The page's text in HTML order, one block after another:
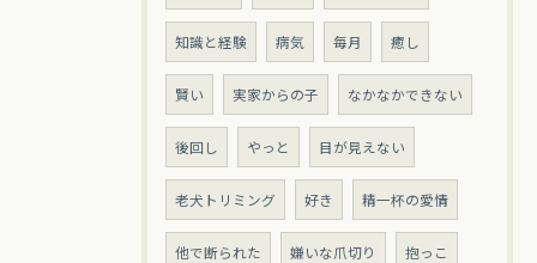
知識と経験 病気 毎月 癒し
賢い 実家からの子 なかなかできない
後回し やっと 目が見えない
老犬トリミング 好き 精一杯の愛情
他で断られた 嫌いな爪切り 抱っこ